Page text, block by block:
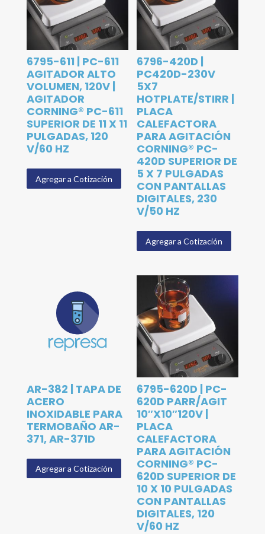
6795-611 | PC-611
AGITADOR ALTO
VOLUMEN, 120V |
AGITADOR
CORNING® PC-611
SUPERIOR DE 11 X 11
PULGADAS, 120
V/60 HZ
Agregar a Cotización
6796-420D |
PC420D-230V
5X7
HOTPLATE/STIRR |
PLACA
CALEFACTORA
PARA AGITACIÓN
CORNING® PC-
420D SUPERIOR DE
5 X 7 PULGADAS
CON PANTALLAS
DIGITALES, 230
V/50 HZ
Agregar a Cotización
AR-382 | TAPA DE
ACERO
INOXIDABLE PARA
TERMOBAÑO AR-
371, AR-371D
Agregar a Cotización
6795-620D | PC-
620D PARR/AGIT
10″X10″120V |
PLACA
CALEFACTORA
PARA AGITACIÓN
CORNING® PC-
620D SUPERIOR DE
10 X 10 PULGADAS
CON PANTALLAS
DIGITALES, 120
V/60 HZ